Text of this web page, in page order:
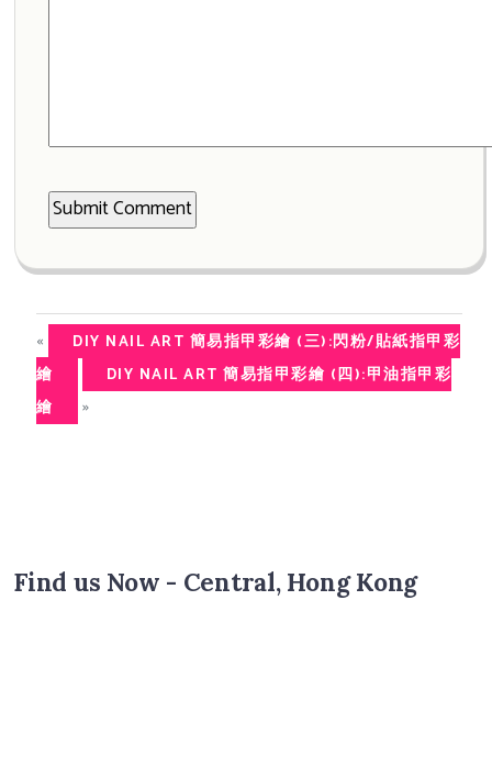
«
DIY NAIL ART 簡易指甲彩繪 (三):閃粉/貼紙指甲彩
繪
DIY NAIL ART 簡易指甲彩繪 (四):甲油指甲彩
繪
»
Find us Now - Central, Hong Kong